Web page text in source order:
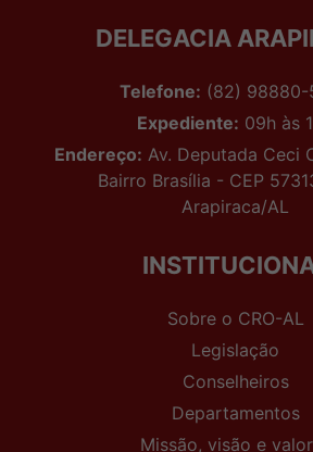
DELEGACIA
Telefone: (82) 98880-
Expediente: 09h às
Endereço: Av. Deputada Ceci
Bairro Brasília - CEP
Arapiraca/AL
Sobre o CRO-AL
Legislação
Conselheiros
Departamentos
Missão, visão e